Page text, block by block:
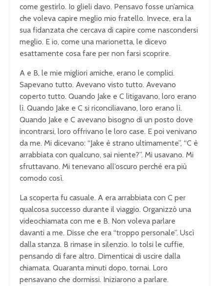
come gestirlo. Io glieli davo. Pensavo fosse un’amica
che voleva capire meglio mio fratello. Invece, era la
sua fidanzata che cercava di capire come nascondersi
meglio. E io, come una marionetta, le dicevo
esattamente cosa fare per non farsi scoprire.
A e B, le mie migliori amiche, erano le complici.
Sapevano tutto. Avevano visto tutto. Avevano
coperto tutto. Quando Jake e C litigavano, loro erano
lì. Quando Jake e C si riconciliavano, loro erano lì.
Quando Jake e C avevano bisogno di un posto dove
incontrarsi, loro offrivano le loro case. E poi venivano
da me. Mi dicevano: “Jake è strano ultimamente”, “C è
arrabbiata con qualcuno, sai niente?”. Mi usavano. Mi
sfruttavano. Mi tenevano all’oscuro perché era più
comodo così.
La scoperta fu casuale. A era arrabbiata con C per
qualcosa successo durante il viaggio. Organizzò una
videochiamata con me e B. Non voleva parlare
davanti a me. Disse che era “troppo personale”. Uscì
dalla stanza. B rimase in silenzio. Io tolsi le cuffie,
pensando di fare altro. Dimenticai di uscire dalla
chiamata. Quaranta minuti dopo, tornai. Loro
pensavano che dormissi. Iniziarono a parlare.